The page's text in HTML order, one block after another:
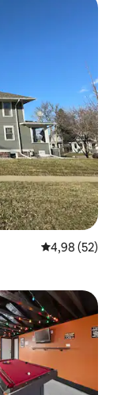
4,98 av 5 i
4,98 (52)